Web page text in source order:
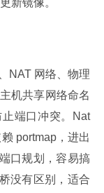
新镜像。
NAT 网络、物理
机共享网络命名
端口冲突。Nat
portmap，进出
口规划，容易搞
没有区别，适合